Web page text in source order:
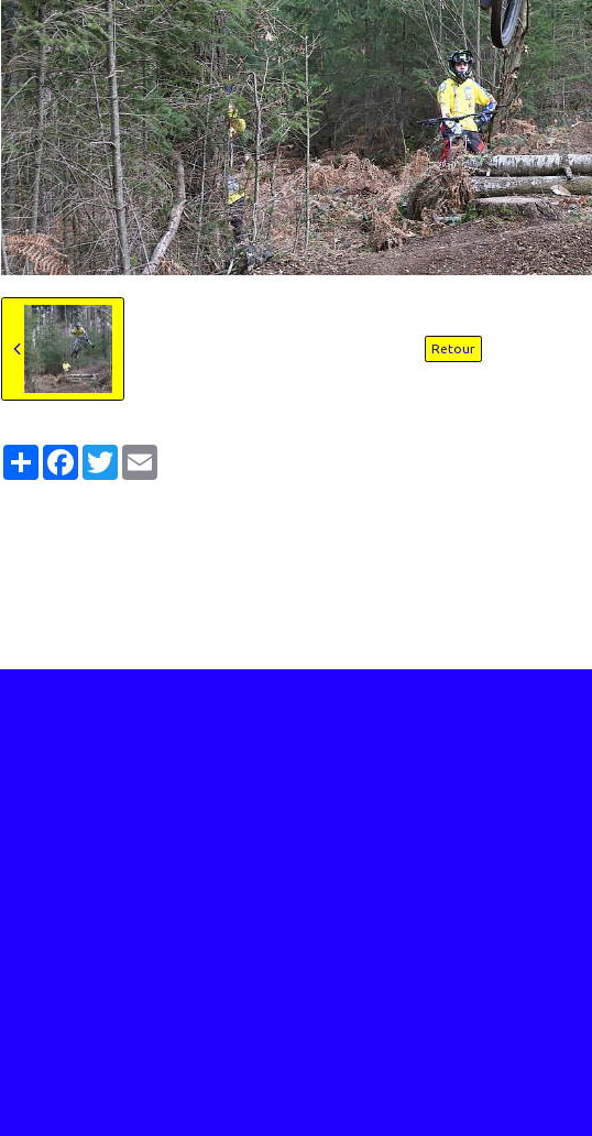
Retour
PartagerFacebook
TwitterEmail